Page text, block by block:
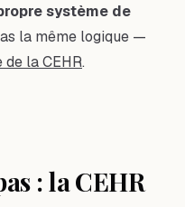
système de
la même logique —
la CEHR.
: la CEHR